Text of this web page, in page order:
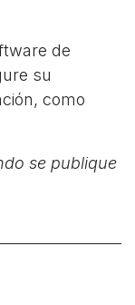
de
su
como
se publique